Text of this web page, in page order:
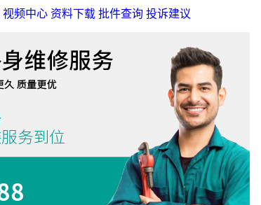
视频中心 资料下载 批件查询 投诉建议